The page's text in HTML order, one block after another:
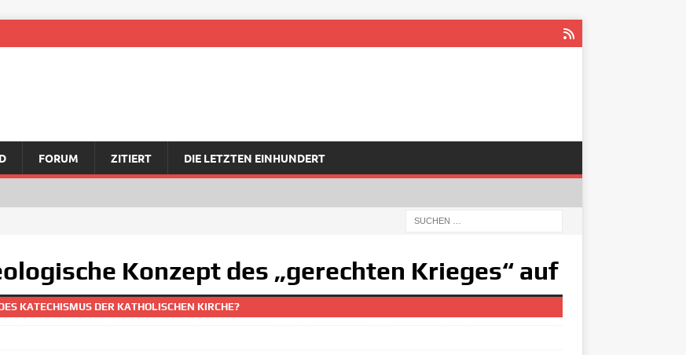
FORUM ZITIERT DIE LETZTEN EINHUNDERT
Konzept des „gerechten Krieges“ auf
KATECHISMUS DER KATHOLISCHEN KIRCHE?